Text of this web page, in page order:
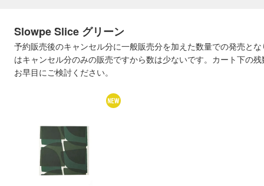
Slowpe Slice グリーン
予約販売後のキャンセル分に一般販売分を加えた数量での発売と
はキャンセル分のみの販売ですから数は少ないです。カート下の
お早目にご検討ください。